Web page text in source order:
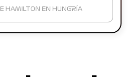
HAMILTON EN HUNGRÍA